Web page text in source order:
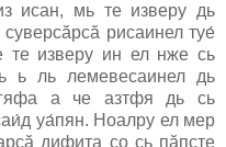
иcан, мь те изверу дь
риcаинел туе́
те изверу ин ел нже сь
ь ль лемевеcаинел дь
а че азтфя дь сь
уа́пян. Ноалру ел мер
дифита cо сь пӑпсте